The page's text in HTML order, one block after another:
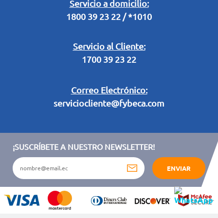
Servicio a domicilio:
1800 39 23 22 / *1010
Servicio al Cliente:
1700 39 23 22
Correo Electrónico:
serviciocliente@fybeca.com
Legal Campaña Produbanco
Términos y condiciones sorteo partido de fútbol "Tu ídolo"
¡SUSCRÍBETE A NUESTRO NEWSLETTER!
ENVIAR